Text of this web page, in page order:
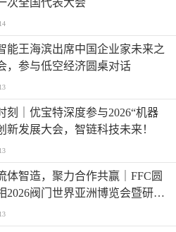
次全国代表大会
能王海滨出席中国企业家未来之
，参与低空经济圆桌对话
刻｜优宝特深度参与2026“机器
新发展大会，智链科技未来！
体智造，聚力合作共赢｜FFC圆
2026阀门世界亚洲博览会暨研讨